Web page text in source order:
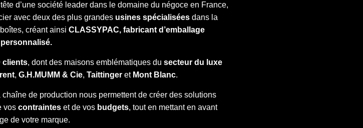
d’une société leader dans le domaine du négoce en France,
avec deux des plus grandes usines spécialisées dans la
boîtes, créant ainsi CLASSYPAC, fabricant d’emballage
personnalisé.
clients, dont des maisons emblématiques dusecteur du luxe
, G.H.MUMM & Cie, Taittingeret Mont Blanc.
chaîne de production nous permettent de créer des solutions
vos contrainteset de vos budgets, tout en mettant en avant
de votre marque.